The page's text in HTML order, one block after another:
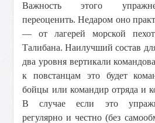
Важность этого
переоценить. Недаром оно
— от лагерей морской
Талибана. Наилучший состав
два уровня вертикали
к повстанцам это будет
бойцы или командир отряда и
В случае если это
регулярно и честно (без